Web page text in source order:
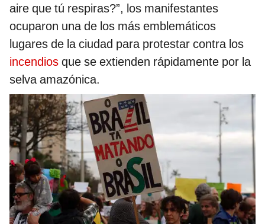
aire que tú respiras?”, los manifestantes
ocuparon una de los más emblemáticos
lugares de la ciudad para protestar contra los
incendios que se extienden rápidamente por la
selva amazónica.